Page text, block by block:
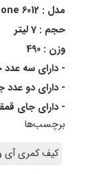
مدل : Ai one 6012
حجم : 7 لیتر
وزن : 490
- دارای سه
- دارای دو
- دارای جای
برچسب‌ها
کیف کمری آی